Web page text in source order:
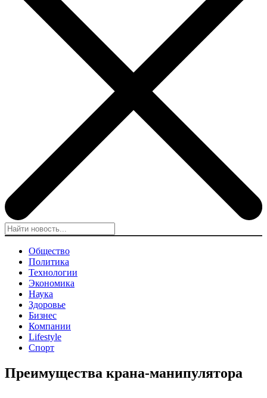
Общество
Политика
Технологии
Экономика
Наука
Здоровье
Бизнес
Компании
Lifestyle
Спорт
Преимущества крана-манипулятора